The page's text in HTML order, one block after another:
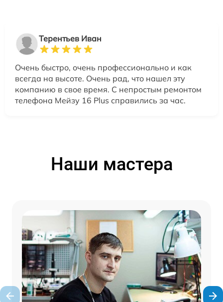
Терентьев Иван
Очень быстро, очень профессионально и как
всегда на высоте. Очень рад, что нашел эту
компанию в свое время. С непростым ремонтом
телефона Мейзу 16 Plus справились за час.
Наши мастера